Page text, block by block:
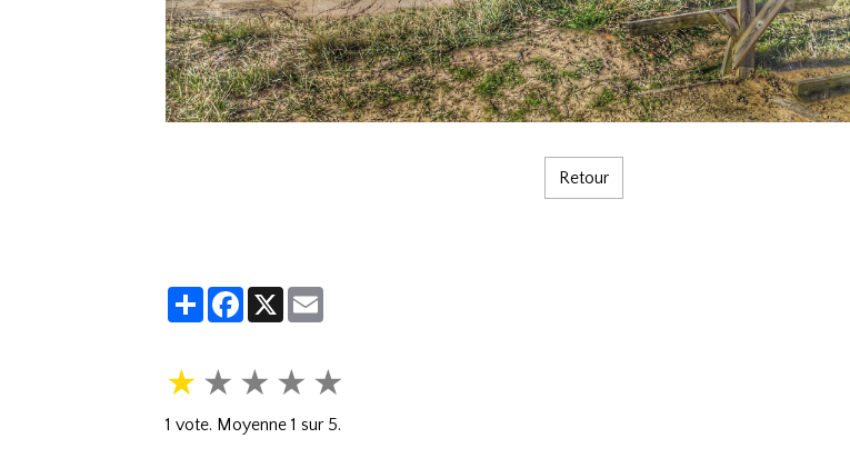
Retour
PartagerFacebook
X
★ ★ ★ ★ ★
1 vote. Moyenne1 sur 5.